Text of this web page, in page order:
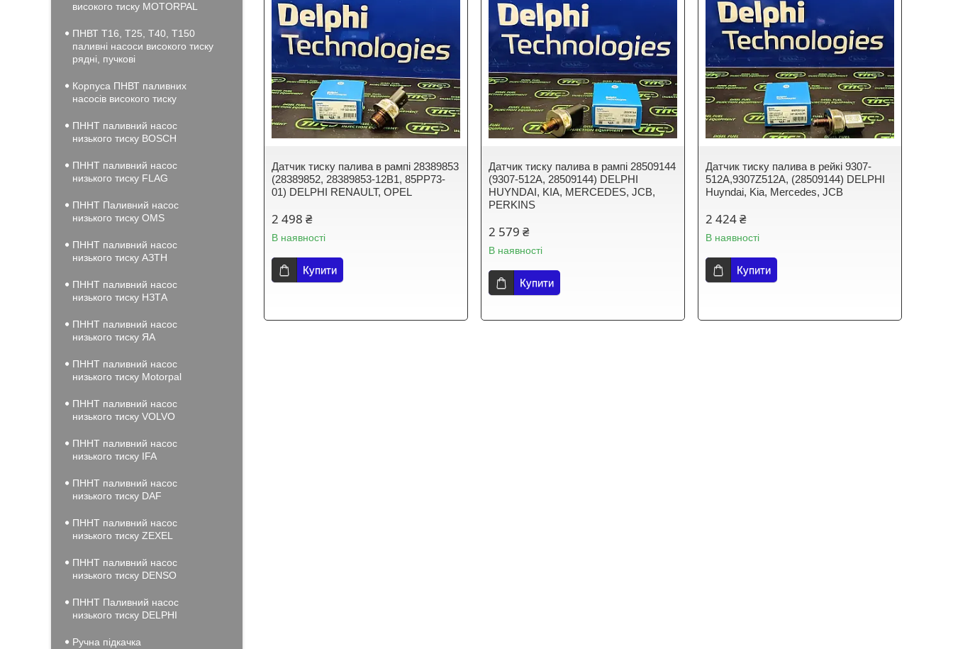
Датчик тиску палива в рампі 28389853
(28389852, 28389853-12B1, 85PP73-
01) DELPHI RENAULT, OPEL
2 498 ₴
В наявності
Купити
Датчик тиску палива в рампі 28509144
(9307-512A, 28509144) DELPHI
HUYNDAI, KIA, MERCEDES, JCB,
PERKINS
2 579 ₴
В наявності
Купити
Датчик тиску палива в рейкі 9307-
512A,9307Z512A, (28509144) DELPHI
Huyndai, Kia, Mercedes, JCB
2 424 ₴
В наявності
Купити
високого тиску MOTORPAL
ПНВТ Т16, Т25, Т40, Т150
паливні насоси високого тиску
рядні, пучкові
Корпуса ПНВТ паливних
насосів високого тиску
ПННТ паливний насос
низького тиску BOSCH
ПННТ паливний насос
низького тиску FLAG
ПННТ Паливний насос
низького тиску OMS
ПННТ паливний насос
низького тиску АЗТН
ПННТ паливний насос
низького тиску НЗТА
ПННТ паливний насос
низького тиску ЯА
ПННТ паливний насос
низького тиску Motorpal
ПННТ паливний насос
низького тиску VOLVO
ПННТ паливний насос
низького тиску IFA
ПННТ паливний насос
низького тиску DAF
ПННТ паливний насос
низького тиску ZEXEL
ПННТ паливний насос
низького тиску DENSO
ПННТ Паливний насос
низького тиску DELPHI
Ручна підкачка